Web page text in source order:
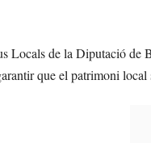
Locals de la Diputació de
que el patrimoni